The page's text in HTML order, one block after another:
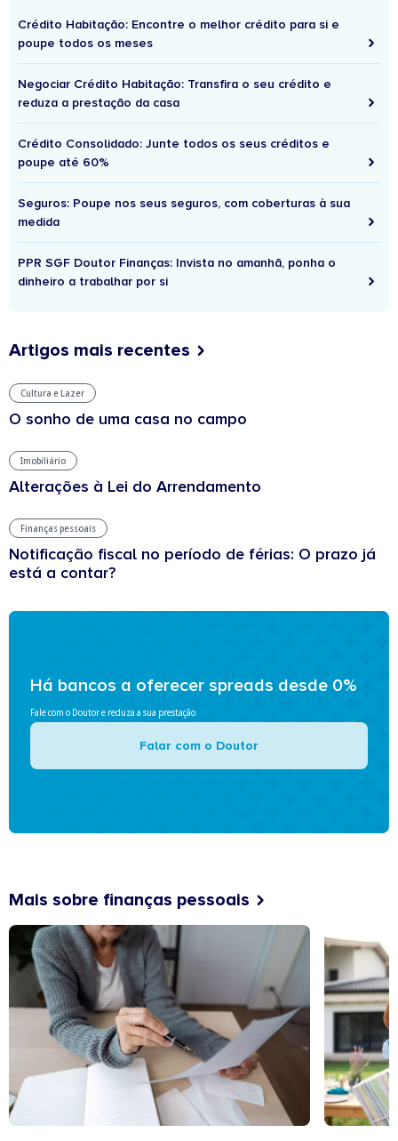
Crédito Habitação: Encontre o melhor crédito para si e
poupe todos os meses
Negociar Crédito Habitação: Transfira o seu crédito e
reduza a prestação da casa
Crédito Consolidado: Junte todos os seus créditos e
poupe até 60%
Seguros: Poupe nos seus seguros, com coberturas à sua
medida
PPR SGF Doutor Finanças: Invista no amanhã, ponha o
dinheiro a trabalhar por si
Artigos mais recentes
Cultura e Lazer
O sonho de uma casa no campo
Imobiliário
Alterações à Lei do Arrendamento
Finanças pessoais
Notificação fiscal no período de férias: O prazo já
está a contar?
Há bancos a oferecer spreads desde 0%
Fale com o Doutor e reduza a sua prestação
Falar com o Doutor
Mais sobre finanças pessoais